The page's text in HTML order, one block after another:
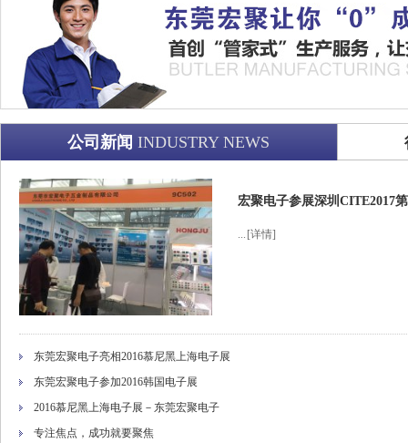
公司新闻 INDUSTRY NEWS
宏聚电子参展深圳CITE2017
... [详情]
东莞宏聚电子亮相2016慕尼黑上海电子展
东莞宏聚电子参加2016韩国电子展
2016慕尼黑上海电子展－东莞宏聚电子
专注焦点，成功就要聚焦